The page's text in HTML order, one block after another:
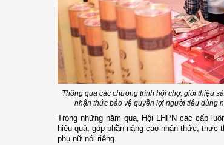
Thông qua các chương trình hội chợ, giới thiệu
nhận thức bảo vệ quyền lợi người tiêu dùng
Trong những năm qua, Hội LHPN các cấp
hiệu quả, góp phần nâng cao nhận thức,
phụ nữ nói riêng.